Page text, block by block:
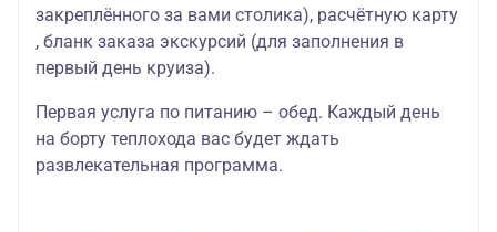
закреплённого за вами столика), расчётную карту
, бланк заказа экскурсий (для заполнения в
первый день круиза).
Первая услуга по питанию – обед. Каждый день
на борту теплохода вас будет ждать
развлекательная программа.